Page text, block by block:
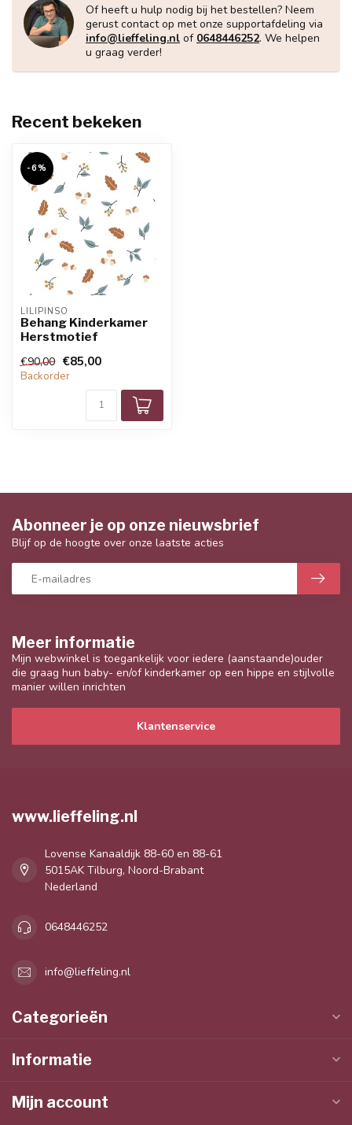
Of heeft u hulp nodig bij het bestellen? Neem
gerust contact op met onze supportafdeling via
info@lieffeling.nl of 0648446252. We helpen
u graag verder!
Recent bekeken
-6%
LILIPINSO
Behang Kinderkamer
Herstmotief
€90,00 €85,00
Backorder
Meer informatie
Mijn webwinkel is toegankelijk voor iedere (aanstaande)ouder
die graag hun baby- en/of kinderkamer op een hippe en stijlvolle
manier willen inrichten
Klantenservice
Abonneer je op onze nieuwsbrief
Blijf op de hoogte over onze laatste acties
www.lieffeling.nl
Lovense Kanaaldijk 88-60 en 88-61
5015AK Tilburg, Noord-Brabant
Nederland
0648446252
info@lieffeling.nl
Categorieën
Informatie
Mijn account